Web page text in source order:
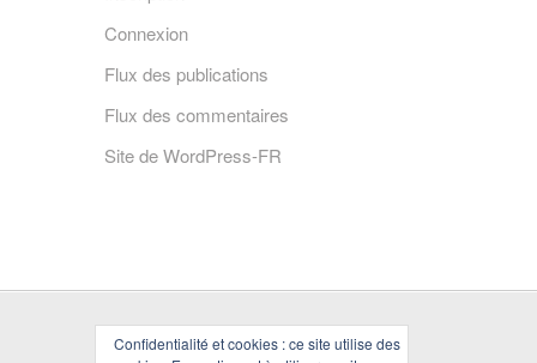
Connexion
Flux des publications
Flux des commentaires
Site de WordPress-FR
Confidentialité et cookies : ce site utilise des